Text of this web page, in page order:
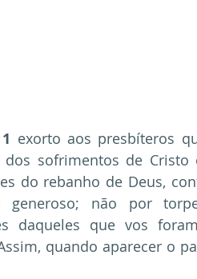
1 exorto aos presbíteros
dos sofrimentos de
do rebanho de Deus,
generoso; não por
daqueles que vos
quando aparecer o